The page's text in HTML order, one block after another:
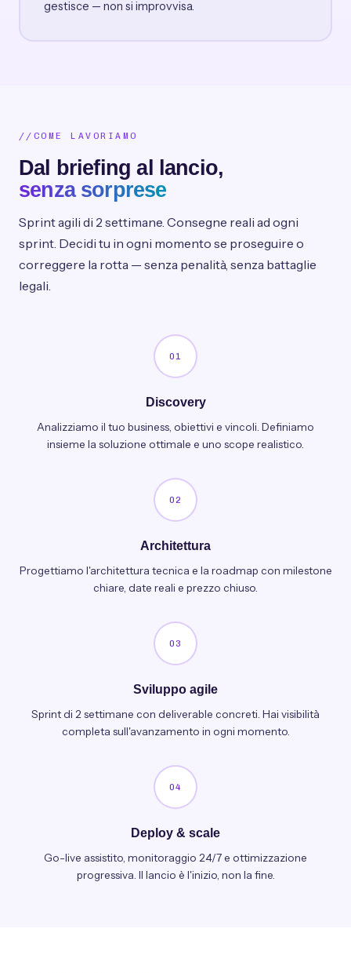
gestisce — non si improvvisa.
COME LAVORIAMO
Dal briefing al lancio,
senza sorprese
Sprint agili di 2 settimane. Consegne reali ad ogni
sprint. Decidi tu in ogni momento se proseguire o
correggere la rotta — senza penalità, senza battaglie
legali.
01
Discovery
Analizziamo il tuo business, obiettivi e vincoli. Definiamo
insieme la soluzione ottimale e uno scope realistico.
02
Architettura
Progettiamo l'architettura tecnica e la roadmap con milestone
chiare, date reali e prezzo chiuso.
03
Sviluppo agile
Sprint di 2 settimane con deliverable concreti. Hai visibilità
completa sull'avanzamento in ogni momento.
04
Deploy & scale
Go-live assistito, monitoraggio 24/7 e ottimizzazione
progressiva. Il lancio è l'inizio, non la fine.